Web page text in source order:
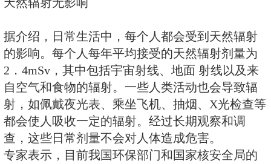
物，是一种稳定性碘，能阻断放射
状腺吸收，使放射性碘快速地排出
护机体组织的作用。但是，碘片也
性碘的吸收，对其他放射性物质是
针对一些公众为补碘盲目抢购碘盐
厅表示，碘盐和碘片不一样。碘盐
对较低，起不到预防放射性碘的作